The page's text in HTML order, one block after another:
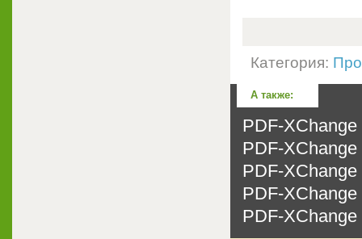
Категория:
А также:
PDF-
PDF-
PDF-
PDF-
PDF-